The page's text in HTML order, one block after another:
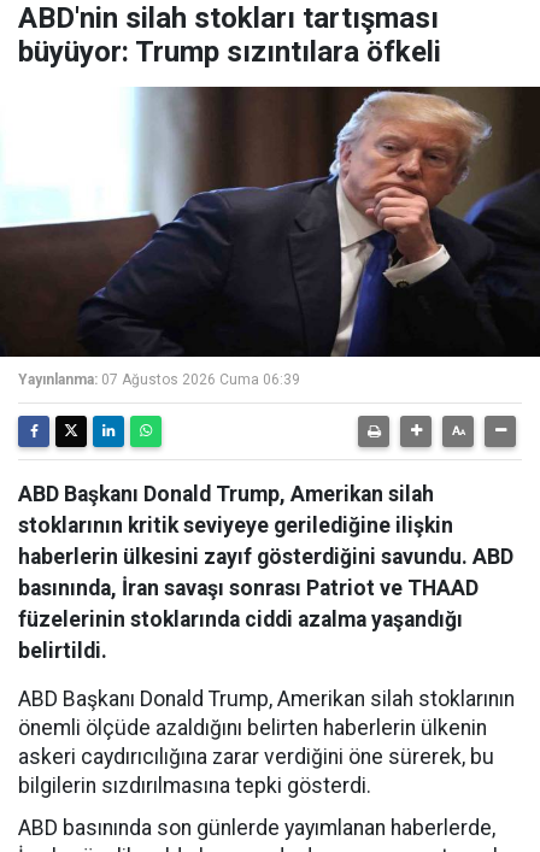
ABD'nin silah stokları tartışması
büyüyor: Trump sızıntılara öfkeli
Yayınlanma: 07 Ağustos 2026 Cuma 06:39
ABD Başkanı Donald Trump, Amerikan silah
stoklarının kritik seviyeye gerilediğine ilişkin
haberlerin ülkesini zayıf gösterdiğini savundu. ABD
basınında, İran savaşı sonrası Patriot ve THAAD
füzelerinin stoklarında ciddi azalma yaşandığı
belirtildi.
ABD Başkanı Donald Trump, Amerikan silah stoklarının
önemli ölçüde azaldığını belirten haberlerin ülkenin
askeri caydırıcılığına zarar verdiğini öne sürerek, bu
bilgilerin sızdırılmasına tepki gösterdi.
ABD basınında son günlerde yayımlanan haberlerde,